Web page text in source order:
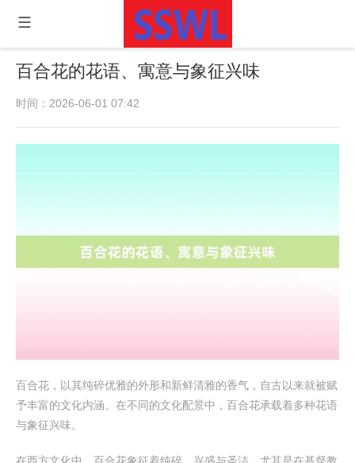
百合花的花语、寓意与象征兴味
时间：2026-06-01 07:42
百合花，以其纯碎优雅的外形和新鲜清雅的香气，自古以来就被赋
予丰富的文化内涵。在不同的文化配景中，百合花承载着多种花语
与象征兴味。